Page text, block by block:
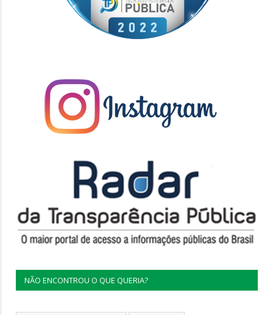
NÃO ENCONTROU O QUE QUERIA?